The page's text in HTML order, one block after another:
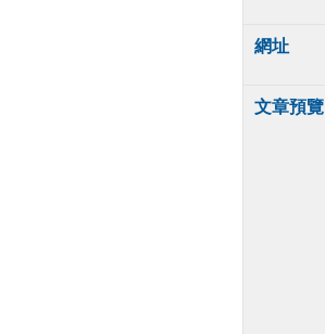
網址
文章預覽